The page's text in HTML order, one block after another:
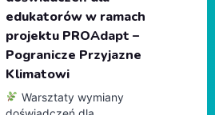
edukatorów w ramach
projektu PROAdapt –
Pogranicze Przyjazne
Klimatowi
Warsztaty wymiany